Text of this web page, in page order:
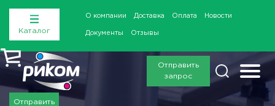
Каталог
О компании Доставка Оплата Новости
Документы Отзывы
Отправить
запрос
Отправить